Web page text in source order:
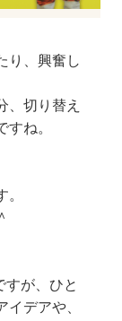
り、興奮し
、切り替え
ね。
すが、ひと
デアや、